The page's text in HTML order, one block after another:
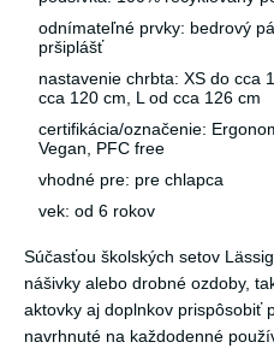
odnímateľné prvky: bedrový
pršiplášť
nastavenie chrbta: XS do cca
cca 120 cm, L od cca 126 cm
certifikácia/označenie:
Vegan, PFC free
vhodné pre: pre chlapca
vek: od 6 rokov
Súčasťou školských setov
nášivky alebo drobné ozdoby,
aktovky aj doplnkov prispôsobiť
navrhnuté na každodenné